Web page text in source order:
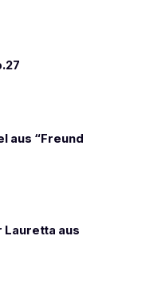
aus “Freund
Lauretta aus